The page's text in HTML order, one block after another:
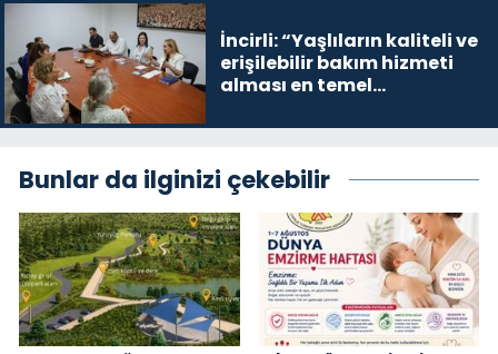
İncirli: “Yaşlıların kaliteli ve
erişilebilir bakım hizmeti
alması en temel
Bunlar da ilginizi çekebilir